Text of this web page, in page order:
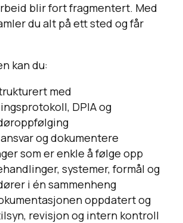
blir fort fragmentert. Med
du alt på ett sted og får
kan du:
med
DPIA og
og dokumentere
som er enkle å følge opp
systemer, formål og
i én sammenheng
oppdatert og
revisjon og intern kontroll